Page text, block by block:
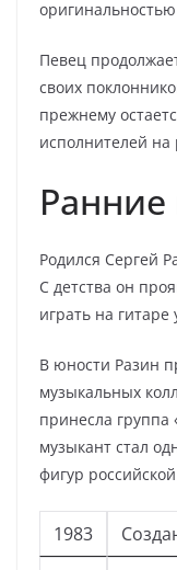
Певец
своих
прежнему
исполнителей на
Ранние
Родился Сергей
С детства он
играть на
В юности Разин
музыкальных
принесла группа
музыкант стал
фигур
1983